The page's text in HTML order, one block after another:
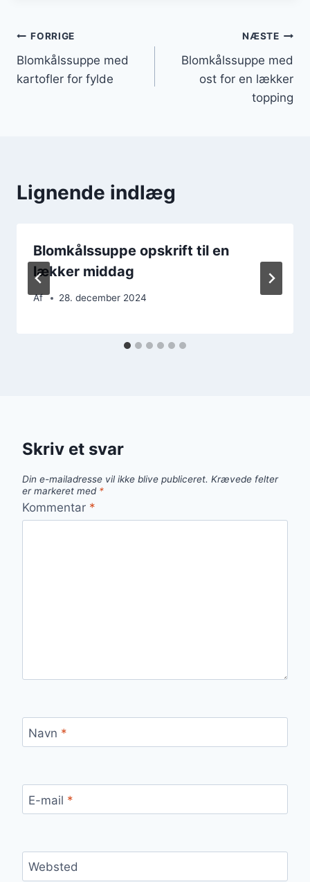
Indlægsnavigation
FORRIGE
Blomkålssuppe med
kartofler for fylde
NÆSTE
Blomkålssuppe med
ost for en lækker
topping
Lignende indlæg
Blomkålssuppe opskrift til en
lækker middag
Af 28. december 2024
Skriv et svar
Din e-mailadresse vil ikke blive publiceret. Krævede felter
er markeret med *
Kommentar *
Navn *
E-mail *
Websted